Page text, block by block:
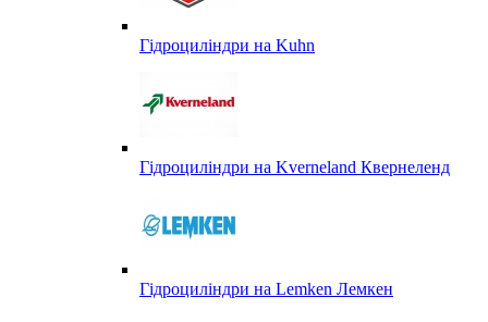
Гідроциліндри на Kuhn
Гідроциліндри на Kverneland Квернеленд
Гідроциліндри на Lemken Лемкен